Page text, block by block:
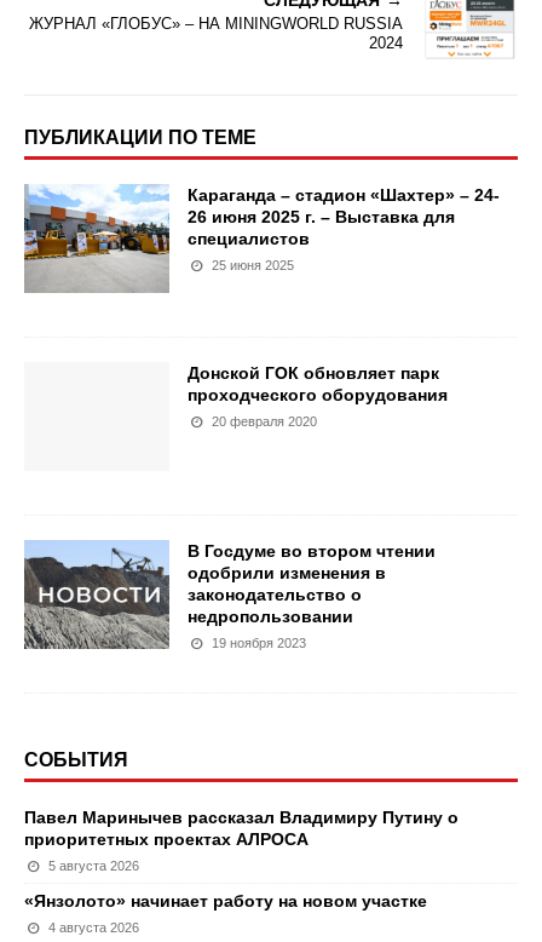
ЖУРНАЛ «ГЛОБУС» – НА MININGWORLD RUSSIA
2024
ПУБЛИКАЦИИ ПО ТЕМЕ
Караганда – стадион «Шахтер» – 24-
26 июня 2025 г. – Выставка для
специалистов
25 июня 2025
Донской ГОК обновляет парк
проходческого оборудования
20 февраля 2020
В Госдуме во втором чтении
одобрили изменения в
законодательство о
недропользовании
19 ноября 2023
СОБЫТИЯ
Павел Маринычев рассказал Владимиру Путину о
приоритетных проектах АЛРОСА
5 августа 2026
«Янзолото» начинает работу на новом участке
4 августа 2026